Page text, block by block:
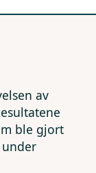
av
ble gjort